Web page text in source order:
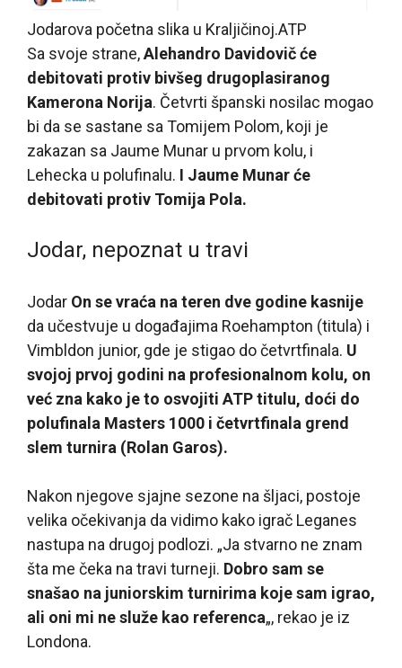
Jodarova početna slika u Kraljičinoj.ATP
Sa svoje strane,Alehandro Davidovič će
debitovati protiv bivšeg drugoplasiranog
Kamerona Norija. Četvrti španski nosilac mogao
bi da se sastane sa Tomijem Polom, koji je
zakazan sa Jaume Munar u prvom kolu, i
Lehecka u polufinalu. I Jaume Munar će
debitovati protiv Tomija Pola.
Jodar, nepoznat u travi
Jodar On se vraća na teren dve godine kasnije
da učestvuje u događajima Roehampton (titula) i
Vimbldon junior, gde je stigao do četvrtfinala. U
svojoj prvoj godini na profesionalnom kolu, on
već zna kako je to osvojiti ATP titulu, doći do
polufinala Masters 1000 i četvrtfinala grend
slem turnira (Rolan Garos).
Nakon njegove sjajne sezone na šljaci, postoje
velika očekivanja da vidimo kako igrač Leganes
nastupa na drugoj podlozi. „Ja stvarno ne znam
šta me čeka na travi turneji. Dobro sam se
snašao na juniorskim turnirima koje sam igrao,
ali oni mi ne služe kao referenca„, rekao je iz
Londona.